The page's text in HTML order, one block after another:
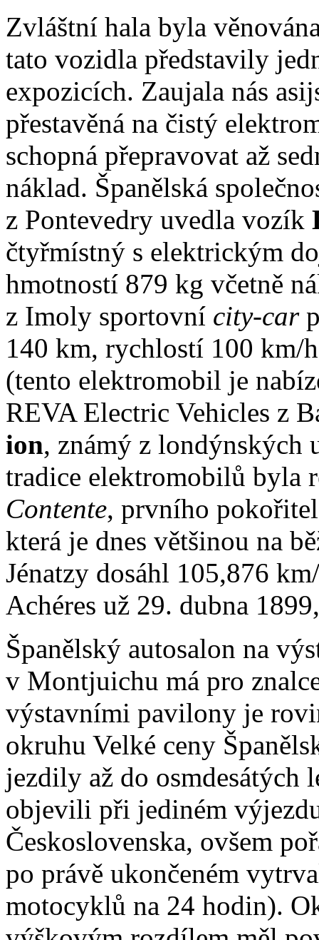
Zvláštní hala byla
tato vozidla představily
expozicích. Zaujala nás
přestavěná na čistý
schopná přepravovat až
náklad. Španělská
z Pontevedry uvedla vozík
čtyřmístný s elektrickým
hmotností 879 kg včetně
z Imoly sportovní city-car
140 km, rychlostí 100 km/
(tento elektromobil je
REVA Electric Vehicles z
ion, známý z londýnských
tradice elektromobilů byla
Contente, prvního
která je dnes většinou na
Jénatzy dosáhl 105,876
Achéres už 29. dubna
Španělský autosalon na
v Montjuichu má pro
výstavními pavilony je
okruhu Velké ceny
jezdily až do osmdesátých
objevili při jediném
Československa, ovšem
po právě ukončeném
motocyklů na 24 hodin).